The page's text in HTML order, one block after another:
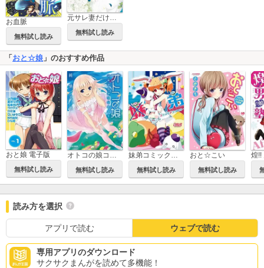
お血脈
無料試し読み
無料試し読み
「 おと☆娘 」のおすすめ作品
おと娘 電子版
無料試し読み 無料試し読み 無料試し読み
おと☆こい
無料試し読み
煌!!
読み方を選択
アプリで読む ウェブで読む
専用アプリのダウンロード
サクサクまんがを読めて多機能！